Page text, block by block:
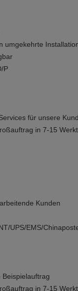
umgekehrte
P
für unsere
in 7-15
Kunden
UPS/EMS/
in 7-15